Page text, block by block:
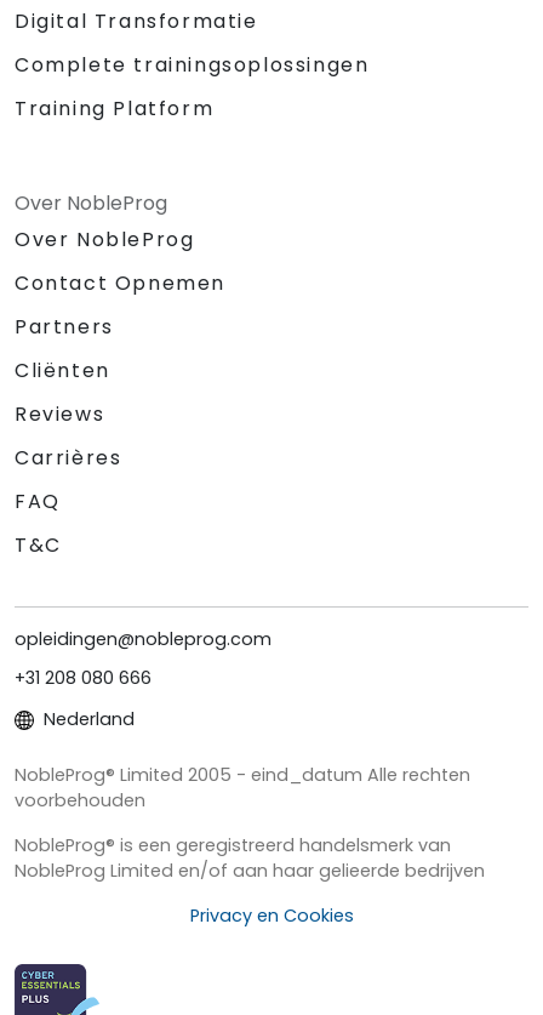
Digital Transformatie
Complete trainingsoplossingen
Training Platform
Over NobleProg
Over NobleProg
Contact Opnemen
Partners
Cliënten
Reviews
Carrières
FAQ
T&C
opleidingen@nobleprog.com
+31 208 080 666
Nederland
NobleProg® Limited 2005 - eind_datum Alle rechten
voorbehouden
NobleProg® is een geregistreerd handelsmerk van
NobleProg Limited en/of aan haar gelieerde bedrijven
Privacy en Cookies